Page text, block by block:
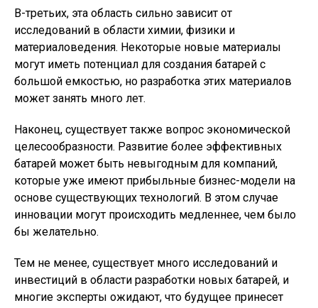
В-третьих, эта область сильно зависит от
исследований в области химии, физики и
материаловедения. Некоторые новые материалы
могут иметь потенциал для создания батарей с
большой емкостью, но разработка этих материалов
может занять много лет.
Наконец, существует также вопрос экономической
целесообразности. Развитие более эффективных
батарей может быть невыгодным для компаний,
которые уже имеют прибыльные бизнес-модели на
основе существующих технологий. В этом случае
инновации могут происходить медленнее, чем было
бы желательно.
Тем не менее, существует много исследований и
инвестиций в области разработки новых батарей, и
многие эксперты ожидают, что будущее принесет